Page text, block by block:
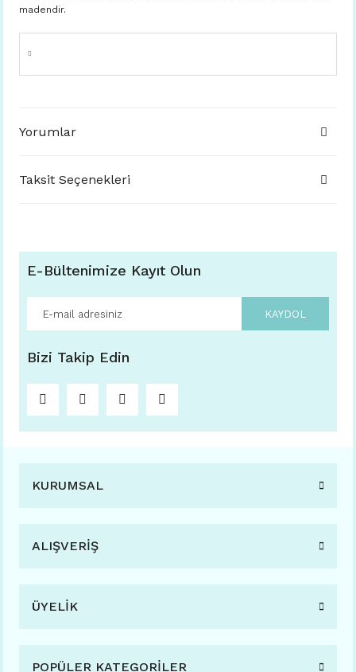
madendir.
Yorumlar
Taksit Seçenekleri
E-Bültenimize Kayıt Olun
KAYDOL
Bizi Takip Edin
KURUMSAL
ALIŞVERİŞ
ÜYELİK
POPÜLER KATEGORİLER